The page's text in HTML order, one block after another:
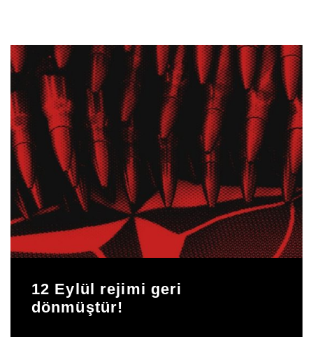
12 Eylül rejimi geri
dönmüştür!